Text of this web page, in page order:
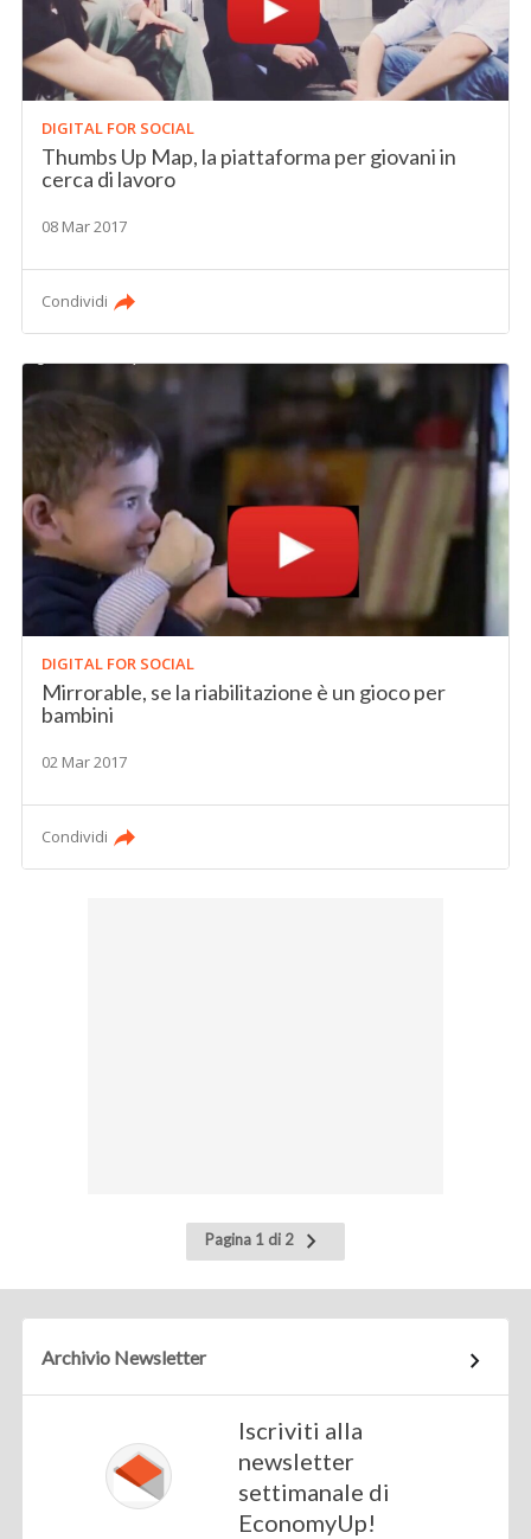
DIGITAL FOR SOCIAL
Thumbs Up Map, la piattaforma per giovani in
cerca di lavoro
08 Mar 2017
Condividi
DIGITAL FOR SOCIAL
Mirrorable, se la riabilitazione è un gioco per
bambini
02 Mar 2017
Condividi
Pagina 1 di 2
Pagina
successiva
Archivio Newsletter
Iscriviti alla
newsletter
settimanale di
EconomyUp!